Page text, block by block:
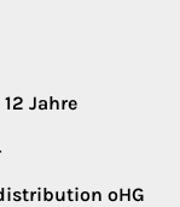
12 Jahre
oHG